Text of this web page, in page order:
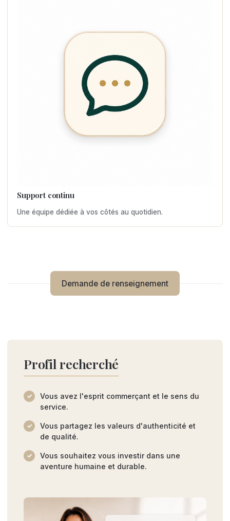
Support continu
Une équipe dédiée à vos côtés au quotidien.
Demande de renseignement
Profil recherché
Vous avez l'esprit commerçant et le sens du
service.
Vous partagez les valeurs d'authenticité et
de qualité.
Vous souhaitez vous investir dans une
aventure humaine et durable.